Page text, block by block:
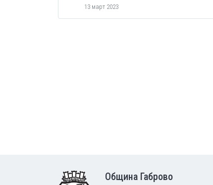
13 март 2023
Община Габрово